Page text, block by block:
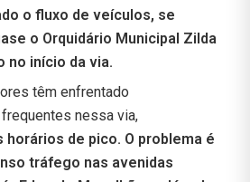
o fluxo de veículos, se
o Orquidário Municipal Zilda
no início da via.
têm enfrentado
nessa via,
de pico. O problema é
tráfego nas avenidas